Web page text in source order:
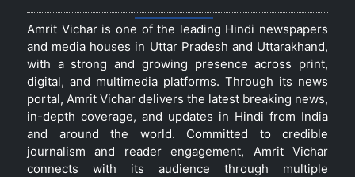
Amrit Vichar is one of the leading Hindi newspapers
and media houses in Uttar Pradesh and Uttarakhand,
with a strong and growing presence across print,
digital, and multimedia platforms. Through its news
portal, Amrit Vichar delivers the latest breaking news,
in-depth coverage, and updates in Hindi from India
and around the world. Committed to credible
journalism and reader engagement, Amrit Vichar
connects with its audience through multiple